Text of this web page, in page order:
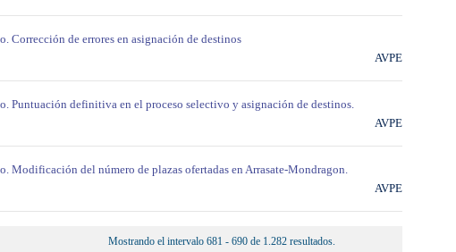
Corrección de errores en asignación de destinos
AVPE
Puntuación definitiva en el proceso selectivo y asignación de destinos.
AVPE
Modificación del número de plazas ofertadas en Arrasate-Mondragon.
AVPE
Mostrando el intervalo 681 - 690 de 1.282 resultados.